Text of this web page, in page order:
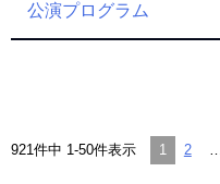
公演プログラム
921件中 1-50件表示 1 2